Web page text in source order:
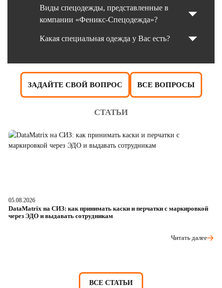
Виды спецодежды, представленные в
компании «Феникс-Спецодежда»?
Какая специальная одежда у Вас есть?
ЗАДАЙТЕ СВОЙ ВОПРОС ВСЕ ВОПРОСЫ
СТАТЬИ
05.08.2026
DataMatrix на СИЗ: как принимать каски и перчатки с маркировкой
через ЭДО и выдавать сотрудникам
Читать далее
ВСЕ СТАТЬИ